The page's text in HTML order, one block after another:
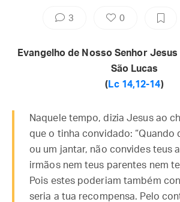
3 0
Evangelho de Nosso Senhor
São Lucas
( Lc 14,12-14)
Naquele tempo, dizia Jesus ao
que o tinha convidado: “Quando
ou um jantar, não convides teus
irmãos nem teus parentes nem
Pois estes poderiam também
seria a tua recompensa. Pelo